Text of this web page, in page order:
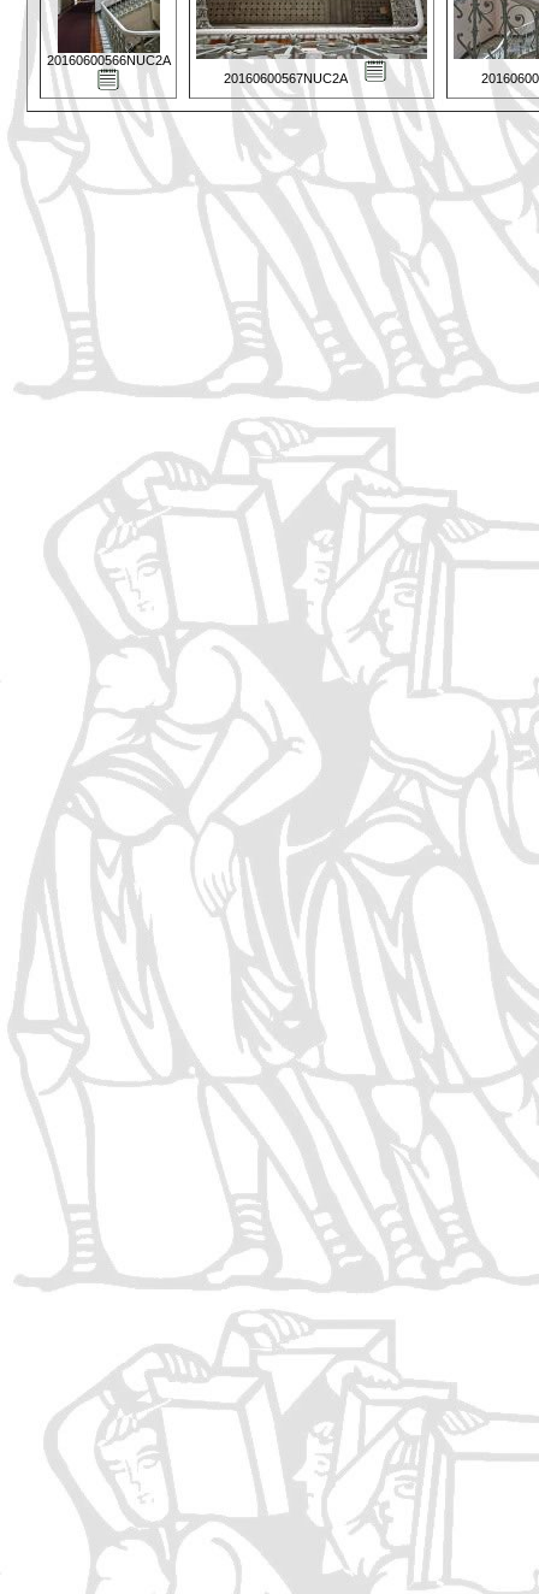
20160600566NUC2A
20160600567NUC2A